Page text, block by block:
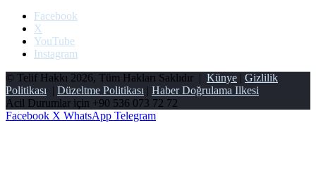
Facebook
X
YouTube
Instagram
© Telif Hakkı 2026, Tüm Hakları Saklıdır | Künye | Gizlilik
Politikası | Düzeltme Politikası | Haber Doğrulama Ilkesi
Acil Durumlar için +90 536 073 72 72
Facebook X WhatsApp Telegram